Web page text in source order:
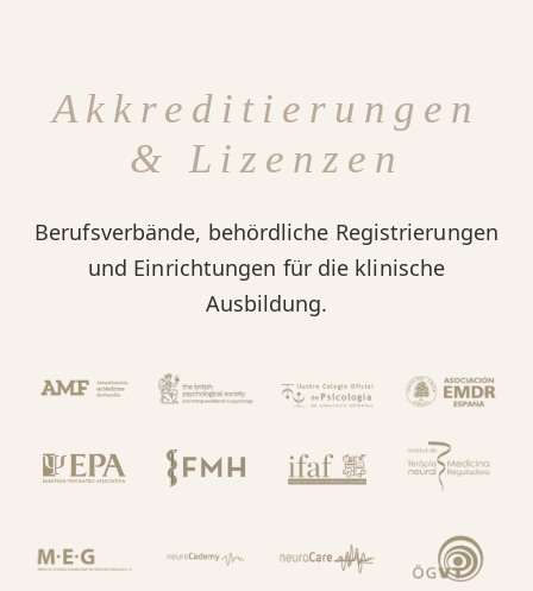
Akkreditierungen
& Lizenzen
Berufsverbände, behördliche Registrierungen
und Einrichtungen für die klinische
Ausbildung.